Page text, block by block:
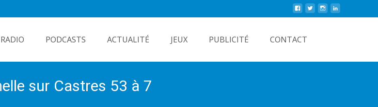
RADIO PODCASTS ACTUALITÉ JEUX PUBLICITÉ CONTACT
sur Castres 53 à 7